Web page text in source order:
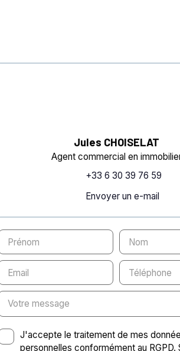
Jules CHOISELAT
Agent commercial en
+33 6 30 39 76 59
Envoyer un e-mail
Prénom Nom
Email Téléphone
Votre message
J'accepte le traitement de mes
personnelles conformément au RGPD.